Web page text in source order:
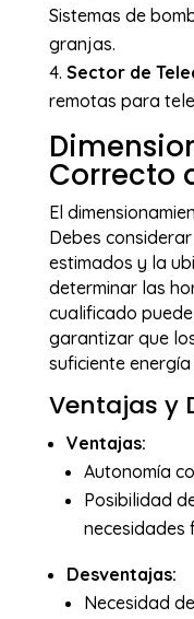
Sistemas de
granjas.
Sector de
remotas para
Correcto
El
Debes
estimados y la
determinar las
cualificado
garantizar que
suficiente
Ventajas y
Ventajas:
Autonomía
Posibilidad
necesidades
Desventajas:
Necesidad